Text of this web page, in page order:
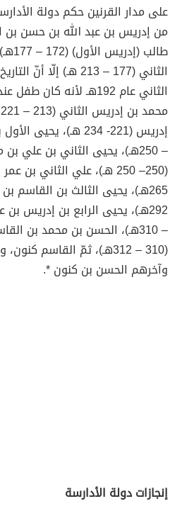
على مدار القرنين حكم دولة
من إدريس بن عبد الله بن حسن
الثاني (177 – 213 هـ)
الثاني عام 192هـ لأنه
– 250هـ)، يحيى الثاني بن علي
– 310هـ)، الحسن بن محمد بن
(310 – 312هـ)، ثمّ القاسم
وآخرهم الحسن بن كنون *.
إنجازات دولة الأدارسة